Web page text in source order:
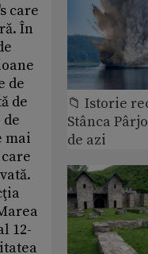
care
În
de
de
de
mai
12-
📁 Istorie
Stânca
de azi